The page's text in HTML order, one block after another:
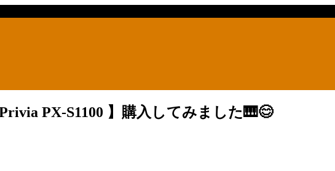
PX-S1100 】購入してみました🎹😊